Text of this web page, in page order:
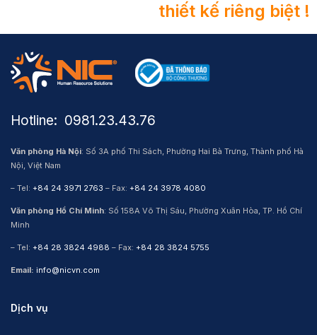
thiết kế riêng biệt !
Hotline: ​ 0981.23.43.76
Văn phòng Hà Nội: Số 3A phố Thi Sách, Phường Hai Bà Trưng, Thành phố Hà
Nội, Việt Nam
– Tel: +84 24 3971 2763 – Fax: +84 24 3978 4080
Văn phòng Hồ Chí Minh: Số 158A Võ Thị Sáu, Phường Xuân Hòa, TP. Hồ Chí
Minh
– Tel: +84 28 3824 4988 – Fax: +84 28 3824 5755
Email: info@nicvn.com
Dịch vụ